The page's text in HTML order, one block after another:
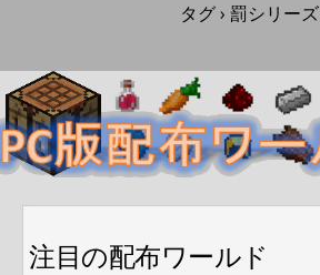
タグ › 罰シリーズ
注目の配布ワールド